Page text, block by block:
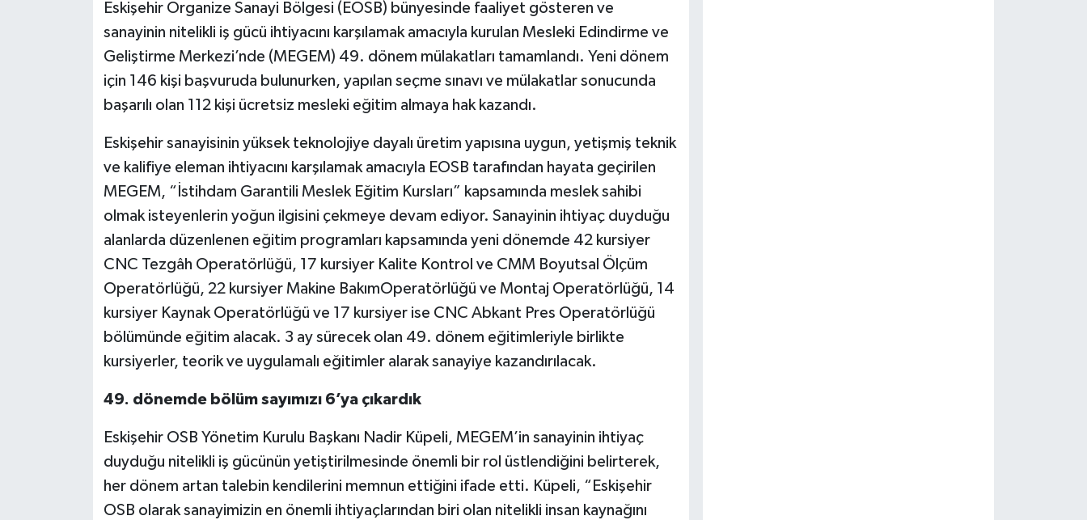
Eskişehir Organize Sanayi Bölgesi (EOSB) bünyesinde faaliyet gösteren ve
sanayinin nitelikli iş gücü ihtiyacını karşılamak amacıyla kurulan Mesleki Edindirme ve
Geliştirme Merkezi’nde (MEGEM) 49. dönem mülakatları tamamlandı. Yeni dönem
için 146 kişi başvuruda bulunurken, yapılan seçme sınavı ve mülakatlar sonucunda
başarılı olan 112 kişi ücretsiz mesleki eğitim almaya hak kazandı.
Eskişehir sanayisinin yüksek teknolojiye dayalı üretim yapısına uygun, yetişmiş teknik
ve kalifiye eleman ihtiyacını karşılamak amacıyla EOSB tarafından hayata geçirilen
MEGEM, “İstihdam Garantili Meslek Eğitim Kursları” kapsamında meslek sahibi
olmak isteyenlerin yoğun ilgisini çekmeye devam ediyor. Sanayinin ihtiyaç duyduğu
alanlarda düzenlenen eğitim programları kapsamında yeni dönemde 42 kursiyer
CNC Tezgâh Operatörlüğü, 17 kursiyer Kalite Kontrol ve CMM Boyutsal Ölçüm
Operatörlüğü, 22 kursiyer Makine BakımOperatörlüğü ve Montaj Operatörlüğü, 14
kursiyer Kaynak Operatörlüğü ve 17 kursiyer ise CNC Abkant Pres Operatörlüğü
bölümünde eğitim alacak. 3 ay sürecek olan 49. dönem eğitimleriyle birlikte
kursiyerler, teorik ve uygulamalı eğitimler alarak sanayiye kazandırılacak.
49. dönemde bölüm sayımızı 6’ya çıkardık
Eskişehir OSB Yönetim Kurulu Başkanı Nadir Küpeli, MEGEM’in sanayinin ihtiyaç
duyduğu nitelikli iş gücünün yetiştirilmesinde önemli bir rol üstlendiğini belirterek,
her dönem artan talebin kendilerini memnun ettiğini ifade etti. Küpeli, “Eskişehir
OSB olarak sanayimizin en önemli ihtiyaçlarından biri olan nitelikli insan kaynağını